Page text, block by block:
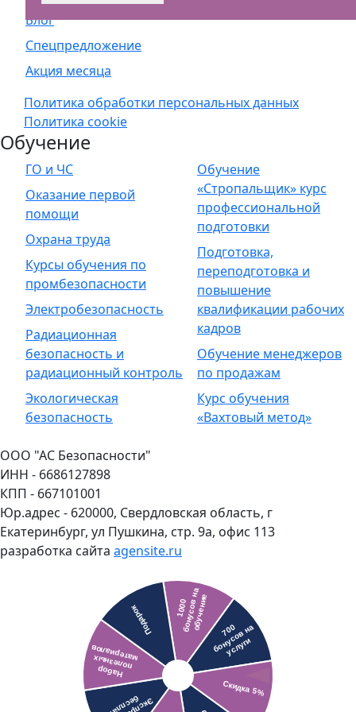
Блог
Спецпредложение
Акция месяца
Политика обработки персональных данных
Политика cookie
Обучение
ГО и ЧС
Оказание первой
помощи
Охрана труда
Курсы обучения по
промбезопасности
Электробезопасность
Радиационная
безопасность и
радиационный контроль
Экологическая
безопасность
Обучение
«Стропальщик» курс
профессиональной
подготовки
Подготовка,
переподготовка и
повышение
квалификации рабочих
кадров
Обучение менеджеров
по продажам
Курс обучения
«Вахтовый метод»
ООО "АС Безопасности"
ИНН - 6686127898
КПП - 667101001
Юр.адрес - 620000, Свердловская область, г
Екатеринбург, ул Пушкина, стр. 9а, офис 113
разработка сайта agensite.ru